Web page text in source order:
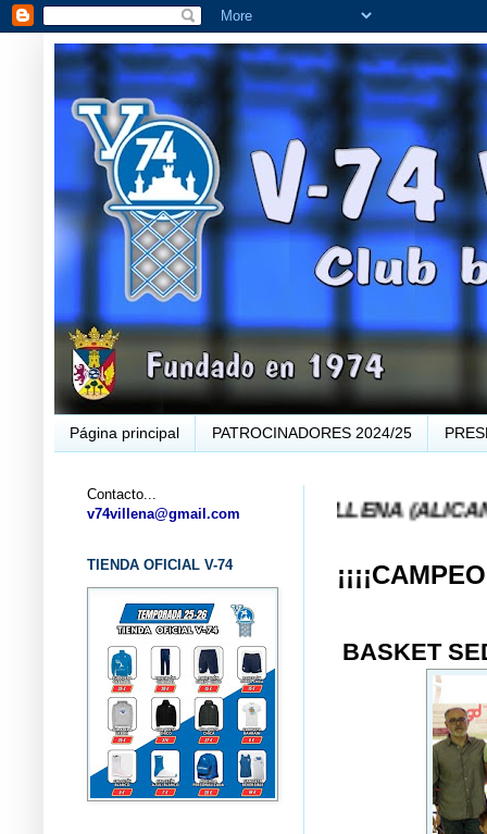
Página principal PATROCINADORES 2024/25
BALONCESTO V-74 VILLENA (ALICANTE) ...
BASKET
Contacto...
v74villena@gmail.com
TIENDA OFICIAL V-74